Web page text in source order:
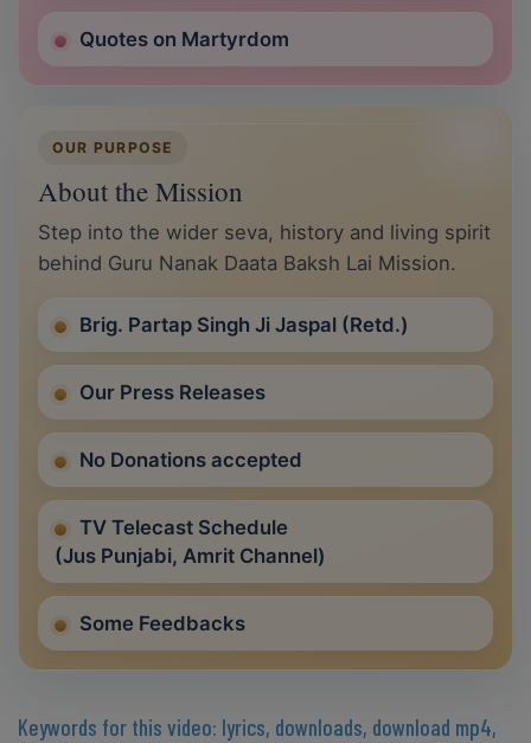
Quotes on Martyrdom
OUR PURPOSE
About the Mission
Step into the wider seva, history and living spirit
behind Guru Nanak Daata Baksh Lai Mission.
Brig. Partap Singh Ji Jaspal (Retd.)
Our Press Releases
No Donations accepted
TV Telecast Schedule
(Jus Punjabi, Amrit Channel)
Some Feedbacks
Keywords for this video: lyrics, downloads, download mp4,